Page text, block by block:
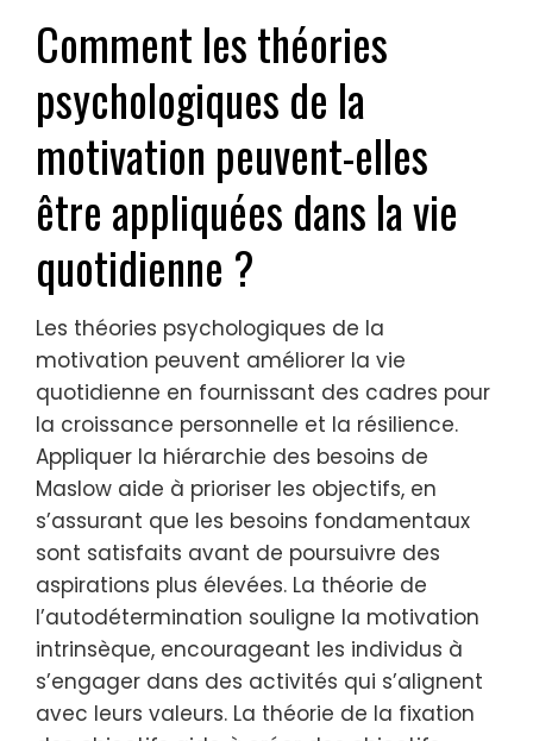
Comment les théories
psychologiques de la
motivation peuvent-elles
être appliquées dans la vie
quotidienne ?
Les théories psychologiques de la
motivation peuvent améliorer la vie
quotidienne en fournissant des cadres pour
la croissance personnelle et la résilience.
Appliquer la hiérarchie des besoins de
Maslow aide à prioriser les objectifs, en
s’assurant que les besoins fondamentaux
sont satisfaits avant de poursuivre des
aspirations plus élevées. La théorie de
l’autodétermination souligne la motivation
intrinsèque, encourageant les individus à
s’engager dans des activités qui s’alignent
avec leurs valeurs. La théorie de la fixation